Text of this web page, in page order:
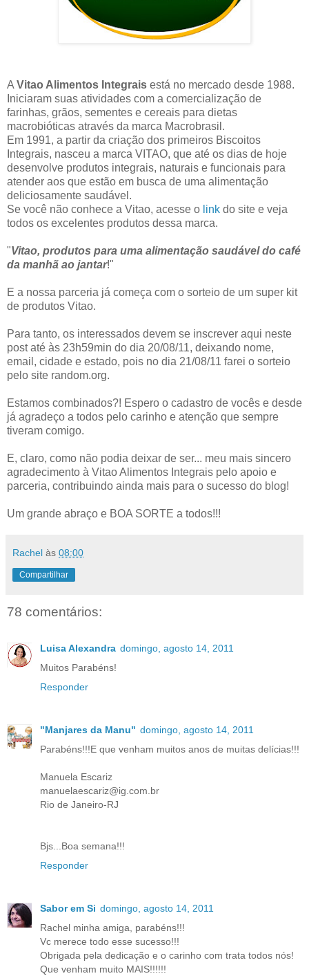
A Vitao Alimentos Integrais está no mercado desde 1988.
Iniciaram suas atividades com a comercialização de
farinhas, grãos, sementes e cereais para dietas
macrobióticas através da marca Macrobrasil.
Em 1991, a partir da criação dos primeiros Biscoitos
Integrais, nasceu a marca VITAO, que até os dias de hoje
desenvolve produtos integrais, naturais e funcionais para
atender aos que estão em busca de uma alimentação
deliciosamente saudável.
Se você não conhece a Vitao, acesse o link do site e veja
todos os excelentes produtos dessa marca.
"Vitao, produtos para uma alimentação saudável do café
da manhã ao jantar!"
E a nossa parceria já começa com o sorteio de um super kit
de produtos Vitao.
Para tanto, os interessados devem se inscrever aqui neste
post até às 23h59min do dia 20/08/11, deixando nome,
email, cidade e estado, pois no dia 21/08/11 farei o sorteio
pelo site random.org.
Estamos combinados?! Espero o cadastro de vocês e desde
já agradeço a todos pelo carinho e atenção que sempre
tiveram comigo.
E, claro, como não podia deixar de ser... meu mais sincero
agradecimento à Vitao Alimentos Integrais pelo apoio e
parceria, contribuindo ainda mais para o sucesso do blog!
Um grande abraço e BOA SORTE a todos!!!
Rachel às 08:00
Compartilhar
78 comentários:
Luisa Alexandra domingo, agosto 14, 2011
Muitos Parabéns!
Responder
"Manjares da Manu" domingo, agosto 14, 2011
Parabéns!!!E que venham muitos anos de muitas delícias!!!
Manuela Escariz
manuelaescariz@ig.com.br
Rio de Janeiro-RJ
Bjs...Boa semana!!!
Responder
Sabor em Si domingo, agosto 14, 2011
Rachel minha amiga, parabéns!!!
Vc merece todo esse sucesso!!!
Obrigada pela dedicação e o carinho com trata todos nós!
Que venham muito MAIS!!!!!!